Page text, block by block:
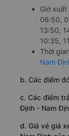
Giờ
06:50,
13:50,
10:35,
Thời
Nam
b. Các điểm
c. Các điểm
Định - Nam
d. Giá vé giá